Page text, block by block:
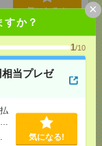
すか？
1/10
当プレゼ
気になる!
×
気になる！
散歩付き添
気になる！